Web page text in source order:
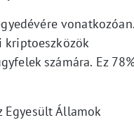
vonatkozóan.
kriptoeszközök
számára. Ez
Egyesült Államok